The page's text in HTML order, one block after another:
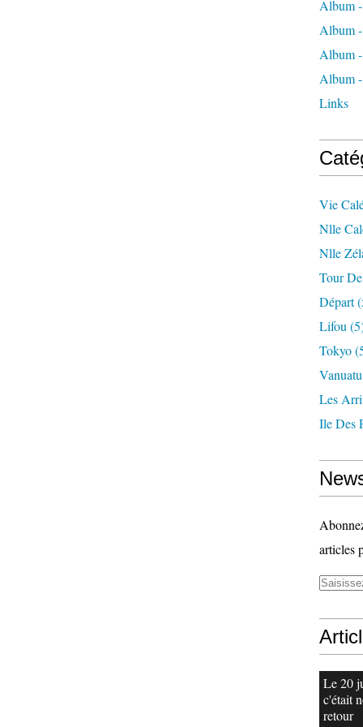
Album
Album
Album
Album
Links
Vie
Nlle
Nlle
Tour
Départ
Lifou
Tokyo
Vanuatu
Les
Ile Des
articles
Le 20
c'était
retour